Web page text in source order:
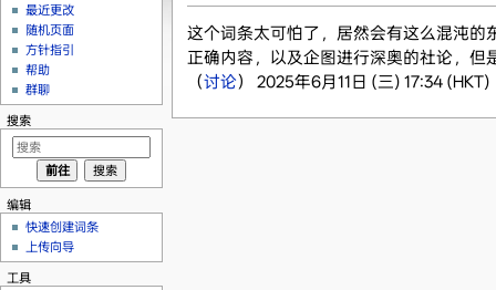
这个词条太可怕了，居然会有这么混沌
正确内容，以及企图进行深奥的社论，
（讨论） 2025年6月11日 (三) 17:34 (HKT)
最近更改
随机页面
方针指引
帮助
群聊
搜索
编辑
快速创建词条
上传向导
工具